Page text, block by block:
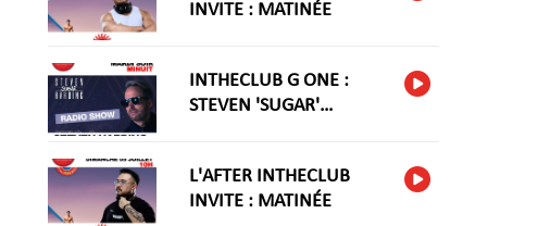
INVITE : MATINÉE
INTHECLUB G ONE :
STEVEN 'SUGAR'
L'AFTER INTHECLUB
INVITE : MATINÉE